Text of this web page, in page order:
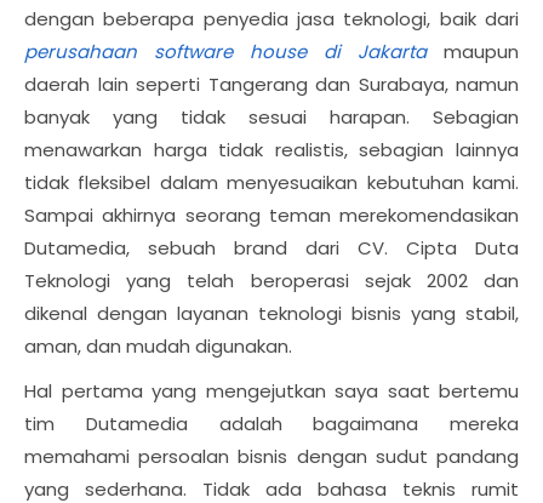
dengan beberapa penyedia jasa teknologi, baik dari
perusahaan software house di Jakartamaupun
daerah lain seperti Tangerang dan Surabaya, namun
banyak yang tidak sesuai harapan. Sebagian
menawarkan harga tidak realistis, sebagian lainnya
tidak fleksibel dalam menyesuaikan kebutuhan kami.
Sampai akhirnya seorang teman merekomendasikan
Dutamedia, sebuah brand dari CV. Cipta Duta
Teknologi yang telah beroperasi sejak 2002 dan
dikenal dengan layanan teknologi bisnis yang stabil,
aman, dan mudah digunakan.
Hal pertama yang mengejutkan saya saat bertemu
tim Dutamedia adalah bagaimana mereka
memahami persoalan bisnis dengan sudut pandang
yang sederhana. Tidak ada bahasa teknis rumit